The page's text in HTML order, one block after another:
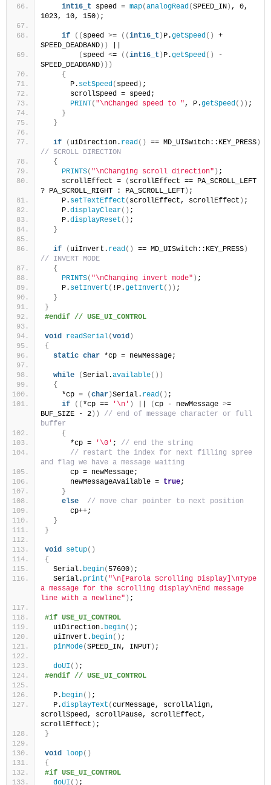
int16_t speed = map(analogRead(SPEED_IN ) , 0,
1023, 10, 150 ) ;
if (( speed >= ((int16_t ) P.getSpeed()
+
SPEED_DEADBAND ))
( speed <= ((int16_t ) P.getSpeed()
-
SPEED_DEADBAND )))
{
      P.
setSpeed( speed ) ;
      scrollSpeed = speed;
PRINT( "\nChanged speed to ", P.getSpeed()) ;
}
}
if ( uiDirection. read() == MD_UISwitch::KEY_PRESS )
// SCROLL DIRECTION
{
PRINTS( "\nChanging scroll direction" ) ;
    scrollEffect =
( scrollEffect == PA_SCROLL_LEFT
? PA_SCROLL_RIGHT : PA_SCROLL_LEFT ) ;
    P.
setTextEffect ( scrollEffect, scrollEffect ) ;
    P.
displayClear() ;
    P.
displayReset () ;
}
if ( uiInvert. read() == MD_UISwitch::KEY_PRESS )
// INVERT MODE
{
PRINTS( "\nChanging invert mode" ) ;
    P.
setInvert ( !P.getInvert ()) ;
}
}
#endif // USE_UI_CONTROL
void readSerial(void )
{
static char *cp = newMessage;
while (Serial.available())
{
    *cp =
(char )Serial. read() ;
if
(( *cp == '\n' ) (cp - newMessage >=
BUF_SIZE - 2 ))
// end of message character or full
buffer
{
      *cp =
'\0' ; // end the string
// restart the index for next filling spree
and flag we have a message waiting
      cp = newMessage;
      newMessageAvailable =
true;
}
else
// move char pointer to next position
      cp++;
}
}
void setup()
{
  Serial.
begin( 57600 ) ;
  Serial.
print ( "\n[Parola Scrolling Display]\nType
a message for the scrolling display\nEnd message
line with a newline" ) ;
#if USE_UI_CONTROL
  uiDirection.
begin() ;
  uiInvert.
begin() ;
pinMode(SPEED_IN, INPUT ) ;
doUI () ;
#endif // USE_UI_CONTROL
  P.
begin() ;
  P.
displayText (curMessage, scrollAlign,
scrollSpeed, scrollPause, scrollEffect,
scrollEffect ) ;
}
void loop()
{
#if USE_UI_CONTROL
doUI () ;